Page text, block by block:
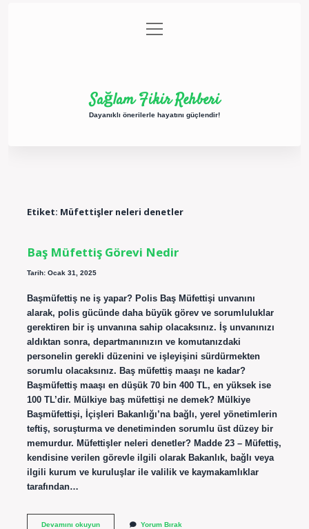
Gizlilik Politikası
menüyü
aç
Sağlam Fikir Rehberi
Dayanıklı önerilerle hayatını güçlendir!
Etiket: Müfettişler neleri denetler
Baş Müfettiş Görevi Nedir
Tarih: Ocak 31, 2025
Başmüfettiş ne iş yapar? Polis Baş Müfettişi unvanını
alarak, polis gücünde daha büyük görev ve sorumluluklar
gerektiren bir iş unvanına sahip olacaksınız. İş unvanınızı
aldıktan sonra, departmanınızın ve komutanızdaki
personelin gerekli düzenini ve işleyişini sürdürmekten
sorumlu olacaksınız. Baş müfettiş maaşı ne kadar?
Başmüfettiş maaşı en düşük 70 bin 400 TL, en yüksek ise
100 TL’dir. Mülkiye baş müfettişi ne demek? Mülkiye
Başmüfettişi, İçişleri Bakanlığı’na bağlı, yerel yönetimlerin
teftiş, soruşturma ve denetiminden sorumlu üst düzey bir
memurdur. Müfettişler neleri denetler? Madde 23 – Müfettiş,
kendisine verilen görevle ilgili olarak Bakanlık, bağlı veya
ilgili kurum ve kuruluşlar ile valilik ve kaymakamlıklar
tarafından…
Devamını okuyunBaş
Yorum Bırak